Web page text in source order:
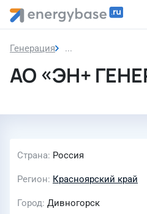
Генерация АО «ЭН+
АО «ЭН+
Страна Россия
Регион Красноярский край
Город Дивногорск